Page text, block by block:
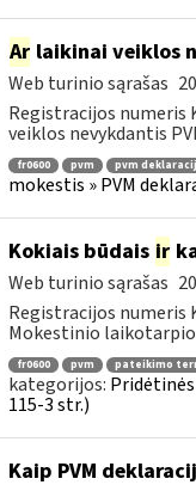
Arlaikinai veiklos
Web turinio sąrašas
Registracijos numeris
veiklos nevykdantis
fr0600 pvm pvm
mokestis » PVM
Kokiais būdais ir
Web turinio sąrašas
Registracijos numeris
Mokestinio laikotarpio
fr0600 pvm pateikimo
kategorijos: Pridėtinės
115-3 str.)
Kaip PVM